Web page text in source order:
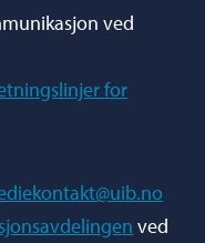
ved
for
ved